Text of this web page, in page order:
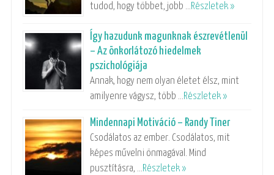
tudod, hogy többet, jobb …Részletek »
Így hazudunk magunknak észrevétlenül
– Az önkorlátozó hiedelmek
pszichológiája
Annak, hogy nem olyan életet élsz, mint
amilyenre vágysz, több …Részletek »
Mindennapi Motiváció – Randy Tiner
Csodálatos az ember. Csodálatos, mit
képes művelni önmagával. Mind
pusztításra, …Részletek »